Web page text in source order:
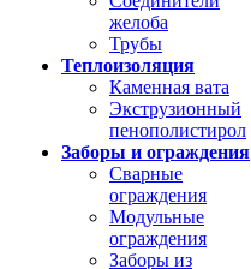
желоба
Трубы
Теплоизоляция
Каменная вата
Экструзионный
пенополистирол
Заборы и ограждения
Сварные
ограждения
Модульные
ограждения
Заборы из